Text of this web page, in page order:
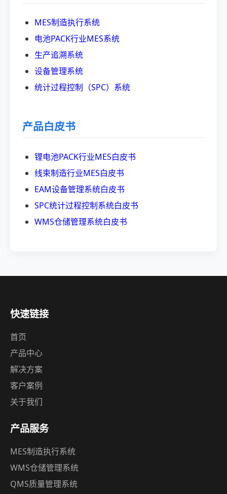
MES制造执行系统
电池PACK行业MES系统
生产追溯系统
设备管理系统
统计过程控制（SPC）系统
产品白皮书
锂电池PACK行业MES白皮书
线束制造行业MES白皮书
EAM设备管理系统白皮书
SPC统计过程控制系统白皮书
WMS仓储管理系统白皮书
快速链接
首页
产品中心
解决方案
客户案例
关于我们
产品服务
MES制造执行系统
WMS仓储管理系统
QMS质量管理系统